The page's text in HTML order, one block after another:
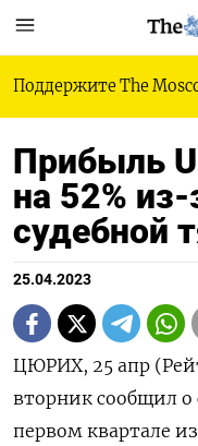
Поддержите The
Прибыль
на 52%
судебной
25.04.2023
ЦЮРИХ, 25 апр
вторник сообщил
первом квартале